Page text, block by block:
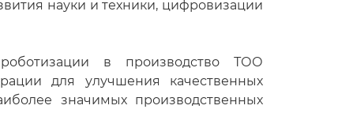
науки и техники, цифровизации
в производство ТОО
для улучшения качественных
значимых производственных